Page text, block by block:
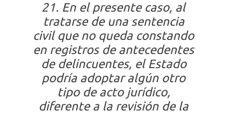
21. En el presente caso, al
tratarse de una sentencia
civil que no queda constando
en registros de antecedentes
de delincuentes, el Estado
podría adoptar algún otro
tipo de acto jurídico,
diferente a la revisión de la